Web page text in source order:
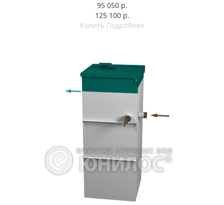
95 050 р.
125 100 р.
Купить Подробнее